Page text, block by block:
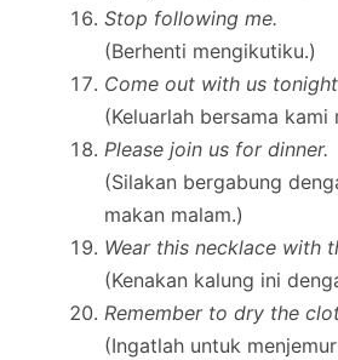
Stop following me.
(Berhenti mengikutiku.)
Come out with us
(Keluarlah bersama kami
Please join us for dinner.
(Silakan bergabung
makan malam.)
Wear this necklace with
(Kenakan kalung ini
Remember to dry the
(Ingatlah untuk